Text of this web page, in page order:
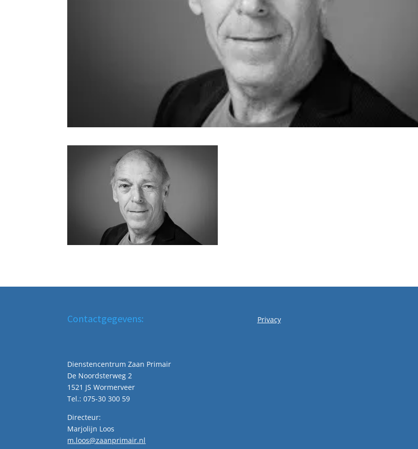
Contactgegevens:
Dienstencentrum Zaan Primair
De Noordsterweg 2
1521 JS Wormerveer
Tel.: 075-30 300 59
Directeur:
Marjolijn Loos
m.loos@zaanprimair.nl
Privacy